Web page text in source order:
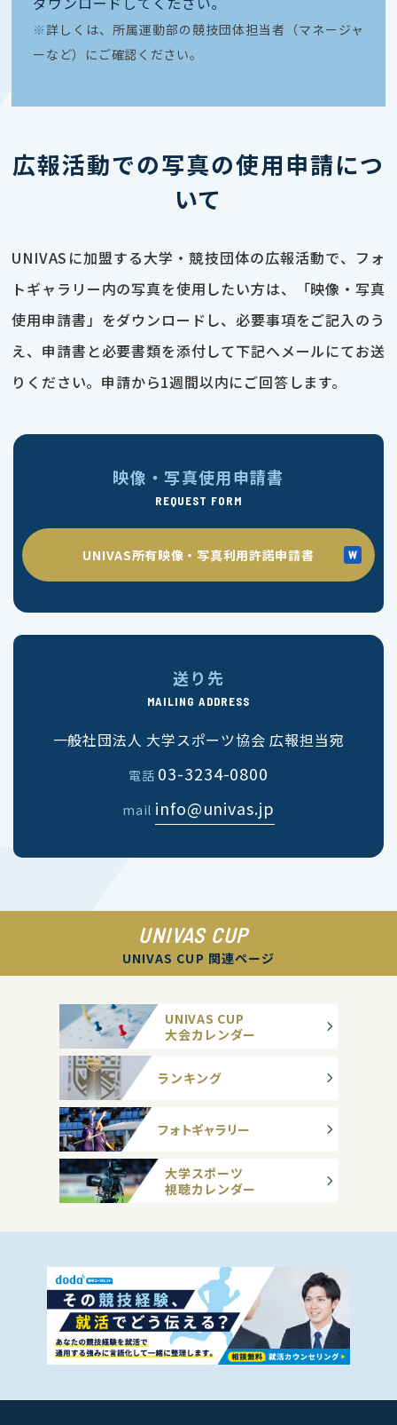
※ 詳しくは、所属運動部の競技団体担当者（マネージャ
ーなど）にご確認ください。
広報活動での写真の使用申請につ
いて
UNIVASに加盟する大学・競技団体の広報活動で、フォ
トギャラリー内の写真を使用したい方は、「映像・写真
使用申請書」をダウンロードし、必要事項をご記入のう
え、申請書と必要書類を添付して下記へメールにてお送
りください。申請から1週間以内にご回答します。
映像・写真使用申請書
REQUEST FORM
UNIVAS所有映像・写真利用許諾申請書
送り先
MAILING ADDRESS
一般社団法人 大学スポーツ協会 広報担当宛
電話 03-3234-0800
mail info@univas.jp
UNIVAS CUP
UNIVAS CUP 関連ページ
UNIVAS CUP
大会カレンダー
ランキング
フォトギャラリー
大学スポーツ
視聴カレンダー